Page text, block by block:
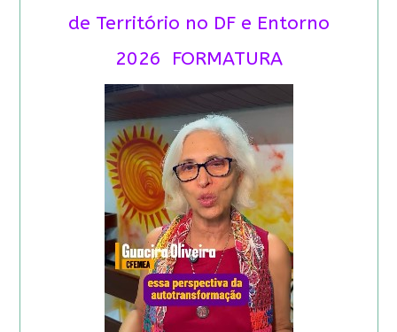
de Território no DF e Entorno
2026 FORMATURA